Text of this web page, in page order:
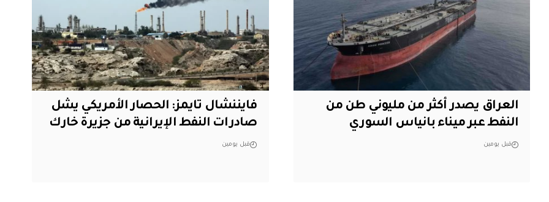
العراق يصدر أكثر من مليوني طن من
النفط عبر ميناء بانياس السوري
قبل يومين
فايننشال تايمز: الحصار الأمريكي يشل
صادرات النفط الإيرانية من جزيرة خارك
قبل يومين